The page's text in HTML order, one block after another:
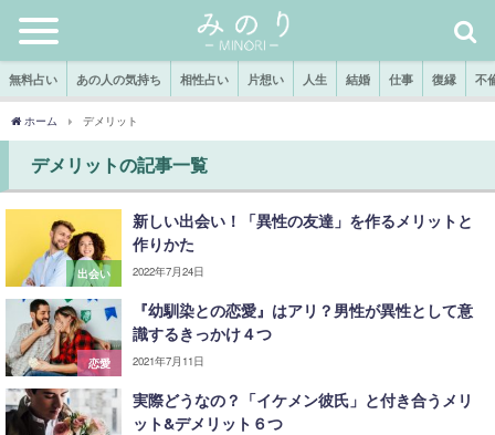
無料占い あの人の気持ち 相性占い 片想い 人生 結婚 仕事 復縁 不
ホーム デメリット
デメリットの記事一覧
出会い
新しい出会い！「異性の友達」を作るメリットと
作りかた
2022年7月24日
恋愛
『幼馴染との恋愛』はアリ？男性が異性として意
識するきっかけ４つ
2021年7月11日
実際どうなの？「イケメン彼氏」と付き合うメリ
ット&デメリット６つ